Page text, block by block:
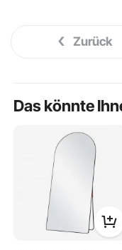
Zurück
Das könnte